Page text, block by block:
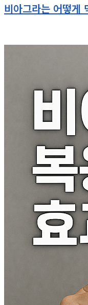
비아그라는 어떻게